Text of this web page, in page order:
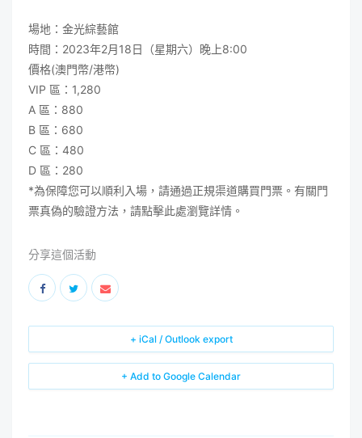
場地：金光綜藝館
時間：2023年2月18日（星期六）晚上8:00
價格(澳門幣/港幣)
VIP 區：1,280
A 區：880
B 區：680
C 區：480
D 區：280
*為保障您可以順利入場，請通過正規渠道購買門票。有關門
票真偽的驗證方法，請點擊此處瀏覽詳情。
分享這個活動
+ Add to Google Calendar
+ iCal / Outlook export